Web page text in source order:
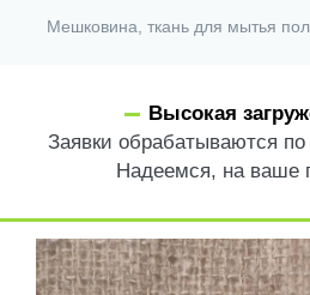
Мешковина, ткань для мытья
Высокая
Заявки обрабатываются
Надеемся, на ваше